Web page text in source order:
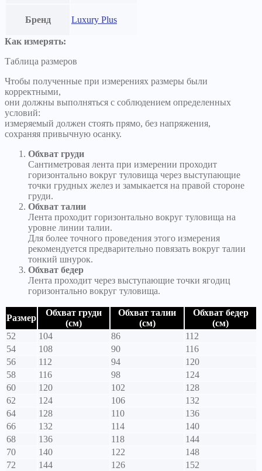
Бренд Luxury Plus
Как измерять:
Таблица размеров
Чтобы полученные при измерениях размеры были
корректными,
они должны выполняться с соблюдением определенных
условий:
измеряемый должен стоять прямо, без напряжения,
сохраняя привычную осанку.
Обхват груди
Сантиметровая лента при измерении проходит
горизонтально вокруг туловища через выступающие
точки грудных желез и замыкается на правой стороне
груди.
Обхват талии
Лента проходит горизонтально вокруг туловища на
уровне линии талии.
Для более точного проведения этого измерения
рекомендуется предварительно повязать вокруг талии
тонкий шнурок.
Обхват бедер
Лента проходит через выступающие точки ягодиц
горизонтально вокруг туловища.
Размер
Обхват груди
(см)
Обхват талии
(см)
Обхват бедер
(см)
52
104 86
112
54
108 90
116
56
112 94
120
58
116 98
124
60
120 102
128
62
124 106
132
64
128 110
136
66
132 114
140
68
136 118
144
70
140 122
148
72
144 126
152